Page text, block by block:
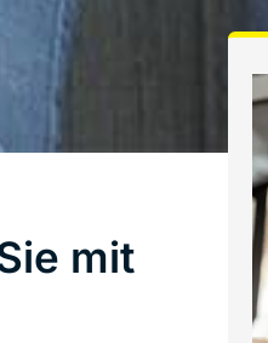
mit